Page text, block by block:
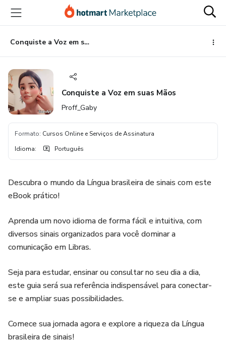
para
conteúdo
principal
para
pagamento
para
rodapé
Conquiste a Voz em suas Mãos
Conquiste a Voz em suas Mãos
Proff_Gaby
Formato: Cursos Online e Serviços de Assinatura
Idioma: Português
Descubra o mundo da Língua brasileira de sinais com este
eBook prático!
Aprenda um novo idioma de forma fácil e intuitiva, com
diversos sinais organizados para você dominar a
comunicação em Libras.
Seja para estudar, ensinar ou consultar no seu dia a dia,
este guia será sua referência indispensável para conectar-
se e ampliar suas possibilidades.
Comece sua jornada agora e explore a riqueza da Língua
brasileira de sinais!